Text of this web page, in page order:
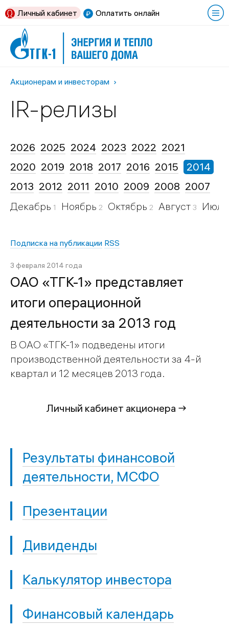
Оплатить онлайн
Личный кабинет
Акционерам и инвесторам
IR-релизы
2026 2025 2024 2023 2022 2021
2020 2019 2018 2017 2016 2015 2014
Декабрь 1 Ноябрь 2 Октябрь 2 Август 3
2013 2012 2011 2010 2009 2008 2007
Подписка на публикации RSS
3 февраля 2014 года
ОАО «ТГК-1» представляет
итоги операционной
деятельности за 2013 год
В ОАО «ТГК-1» подведены итоги
производственной деятельности за 4-й
квартал и 12 месяцев 2013 года.
Личный кабинет акционера →
Результаты финансовой
деятельности, МСФО
Презентации
Дивиденды
Калькулятор инвестора
Финансовый календарь